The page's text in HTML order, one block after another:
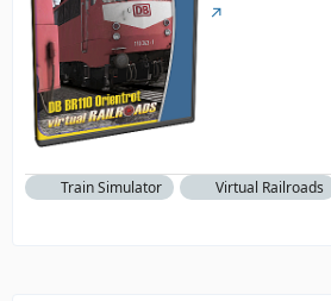
Train Simulator Virtual Railroads